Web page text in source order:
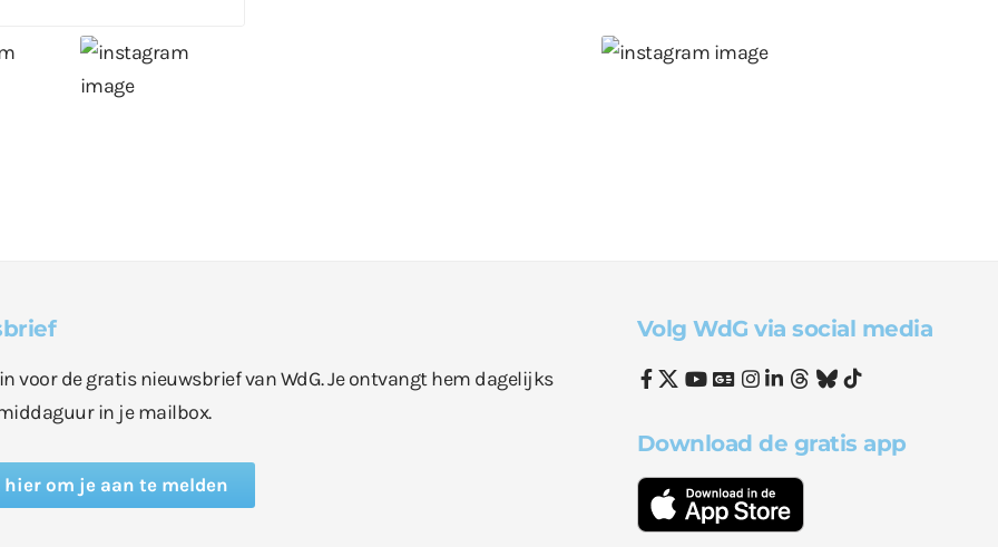
voor de gratis nieuwsbrief van WdG. Je ontvangt hem dagelijks
in je mailbox.
om je aan te melden
Volg WdG via social media
Download de gratis app